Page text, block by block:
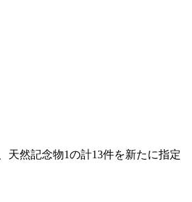
天然記念物1の計13件を新たに指定